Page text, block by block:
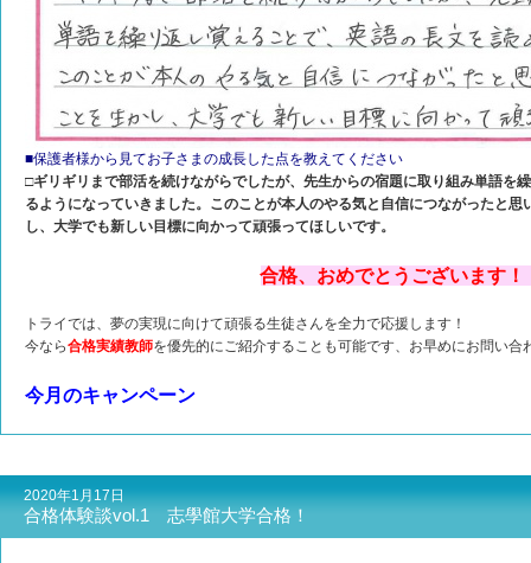
■保護者様から見てお子さまの成長した点を教えてください
□ギリギリまで部活を続けながらでしたが、先生からの宿題に取り組み単語を
るようになっていきました。このことが本人のやる気と自信につながったと
し、大学でも新しい目標に向かって頑張ってほしいです。
合格、おめでとうございます！
トライでは、夢の実現に向けて頑張る生徒さんを全力で応援します！
今なら合格実績教師を優先的にご紹介することも可能です、お早めにお問い合
今月のキャンペーン
2020年1月17日
合格体験談vol.1 志學館大学合格！